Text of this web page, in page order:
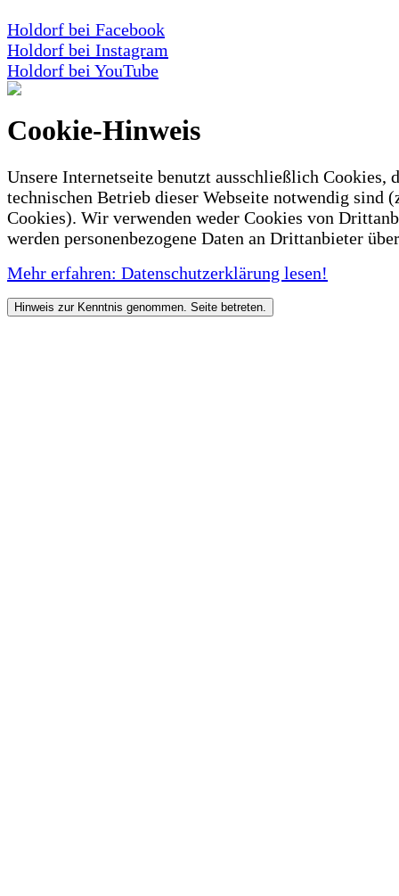
Holdorf bei Facebook
Holdorf bei Instagram
Holdorf bei YouTube
Cookie-Hinweis
Unsere Internetseite benutzt ausschließlich Cookies,
technischen Betrieb dieser Webseite notwendig sind
Cookies). Wir verwenden weder Cookies von
werden personenbezogene Daten an Drittanbieter
Mehr erfahren: Datenschutzerklärung lesen!
Hinweis zur Kenntnis genommen. Seite betreten.